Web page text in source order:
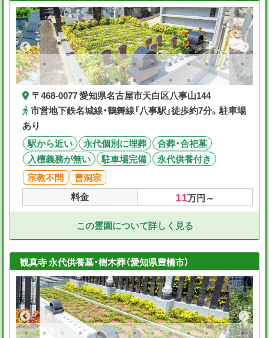
〒468-0077 愛知県名古屋市天白区八事山144
市営地下鉄名城線・鶴舞線「八事駅」徒歩約7分。駐車場
あり
駅から近い
永代個別に埋葬
合葬・合祀墓
入檀義務が無い
駐車場完備
永代供養付き
宗教不問
曹洞宗
料金
11万円～
この霊園について詳しく見る
観真寺 永代供養墓・樹木葬（愛知県豊橋市）